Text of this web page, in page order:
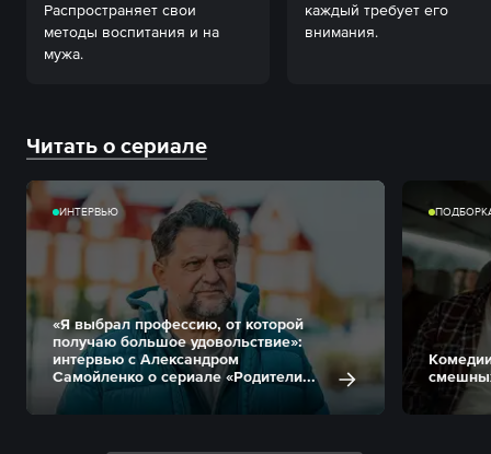
Распространяет свои
методы воспитания и на
мужа.
каждый требует его
внимания.
Читать о сериале
ИНТЕРВЬЮ
«Я выбрал профессию, от которой
получаю большое удовольствие»:
интервью с Александром
Самойленко о сериале «Родители...